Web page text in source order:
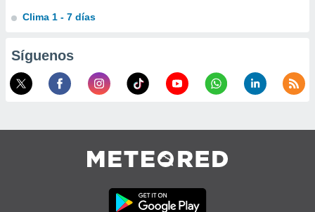
1199
Clima 1 - 7 días
Síguenos